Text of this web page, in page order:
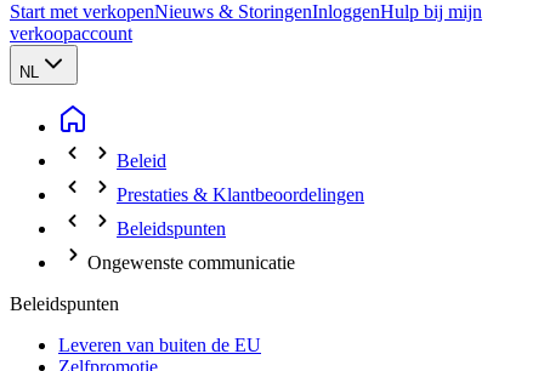
Start met verkopenNieuws & StoringenInloggenHulp bij mijn
verkoopaccount
NL
Beleid
Prestaties & Klantbeoordelingen
Beleidspunten
Ongewenste communicatie
Beleidspunten
Leveren van buiten de EU
Zelfpromotie